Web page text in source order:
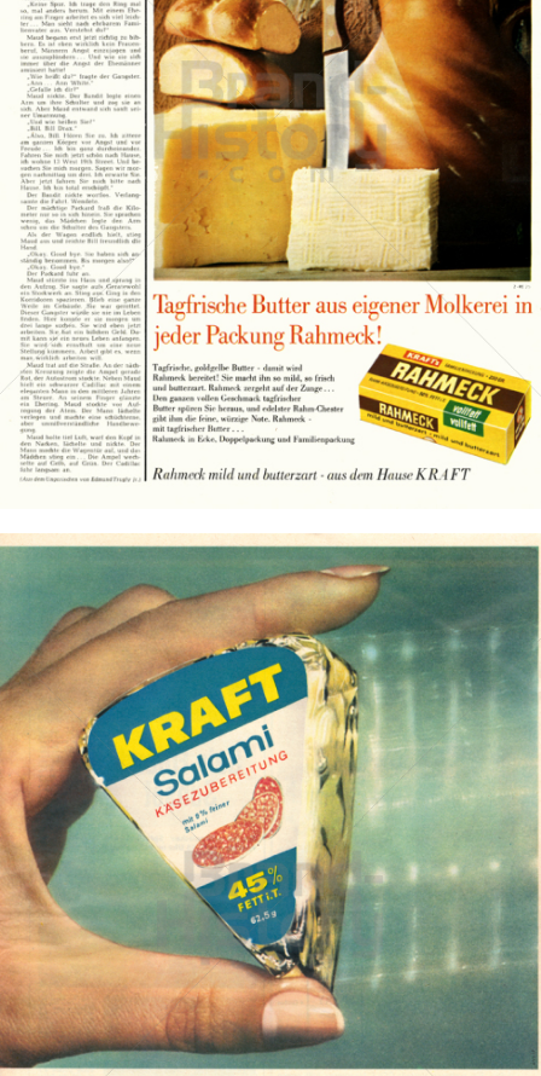
KRAFT Kraft Foods 1962
KRAFT Kraft Foods 1964